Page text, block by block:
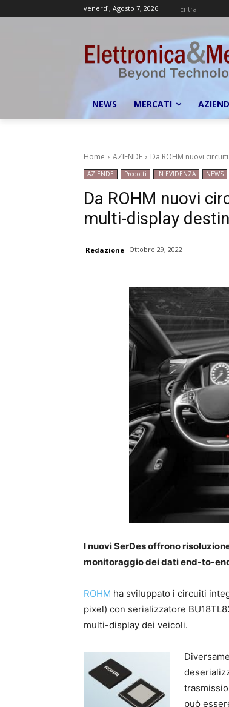
venerdì, Agosto 7, 2026 Entra
NEWS MERCATI
Home AZIENDE Da ROHM nuovi
AZIENDE Prodotti IN EVIDENZA NEWS
Da ROHM nuovi
multi-display
Redazione Ottobre 29, 2022
I nuovi SerDes offrono
monitoraggio dei dati end-to-
ROHM ha sviluppato i circuiti
pixel) con serializzatore
multi-display dei veicoli.
può